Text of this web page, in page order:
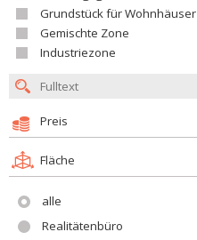
Grundstück für Wohnhäuser
Gemischte Zone
Industriezone
Preis
Fläche
alle
Realitätenbüro